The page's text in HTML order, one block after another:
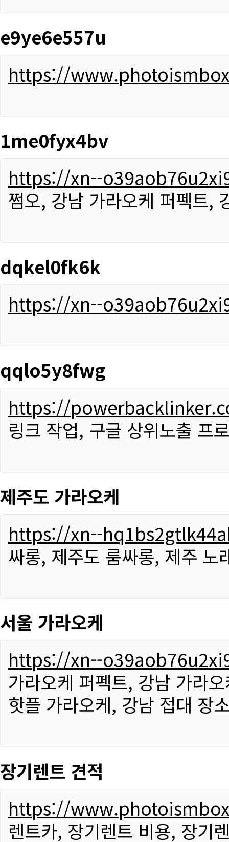
e9ye6e557u
https://
1me0fyx4bv
https://xn--
쩜오, 강남 가라오케 퍼펙트,
dqkel0fk6k
https://xn--
qqlo5y8fwg
https://
링크 작업, 구글 상위노출 프
제주도 가라오케
https://xn--
싸롱, 제주도 룸싸롱, 제주 노
서울 가라오케
https://xn--
가라오케 퍼펙트, 강남 가라
핫플 가라오케, 강남 접대 장
장기렌트 견적
https://
렌트카, 장기렌트 비용, 장기